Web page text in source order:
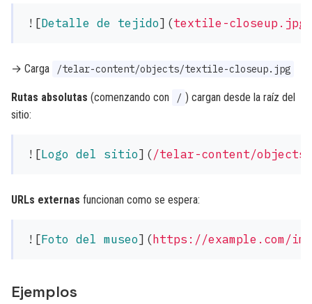
![Detalle de tejido](textile-closeup.jpg
→ Carga /telar-content/objects/textile-closeup.jpg
Rutas absolutas (comenzando con / ) cargan desde la raíz del
sitio:
![Logo del sitio](/telar-content/objects/
URLs externas funcionan como se espera:
![Foto del museo](https://example.com/
Ejemplos